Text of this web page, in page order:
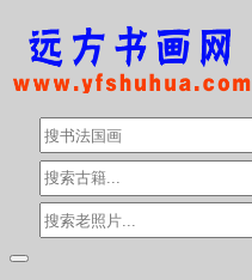
Skip
content
Expand